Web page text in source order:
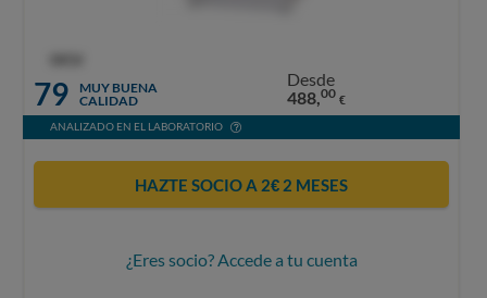
79
MUY BUENA
CALIDAD
Desde
488,00 €
ANALIZADO EN EL LABORATORIO
HAZTE SOCIO A 2€ 2 MESES
¿Eres socio? Accede a tu cuenta